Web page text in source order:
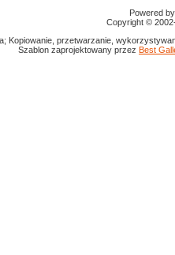
Powered by
Copyright ©
Kopiowanie, przetwarzanie,
Szablon zaprojektowany przez Best